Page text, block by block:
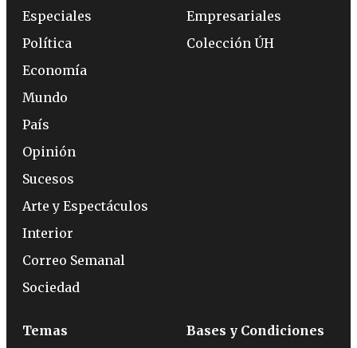
Especiales
Política
Economía
Mundo
País
Opinión
Sucesos
Arte y Espectáculos
Interior
Correo Semanal
Sociedad
Empresariales
Colección ÚH
Temas
Bases y Condiciones